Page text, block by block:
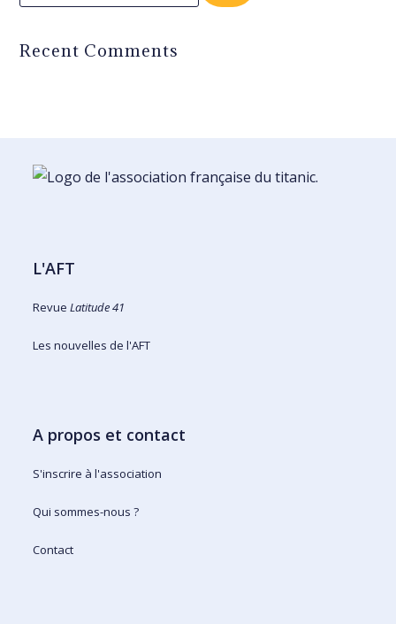
Recent Comments
L'AFT
RevueLatitude 41
Les nouvelles de l'AFT
A propos et contact
S'inscrire à l'association
Qui sommes-nous ?
Contact